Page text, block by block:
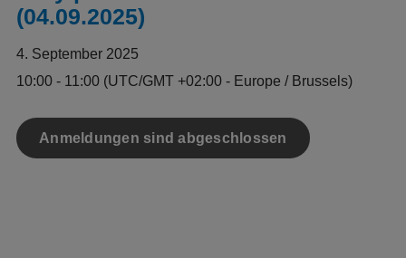
(04.09.2025)
4. September 2025
10:00 - 11:00 (UTC/GMT +02:00 - Europe / Brussels)
Anmeldungen sind abgeschlossen